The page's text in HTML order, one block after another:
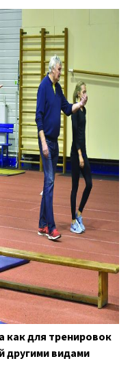
как для тренировок
другими видами